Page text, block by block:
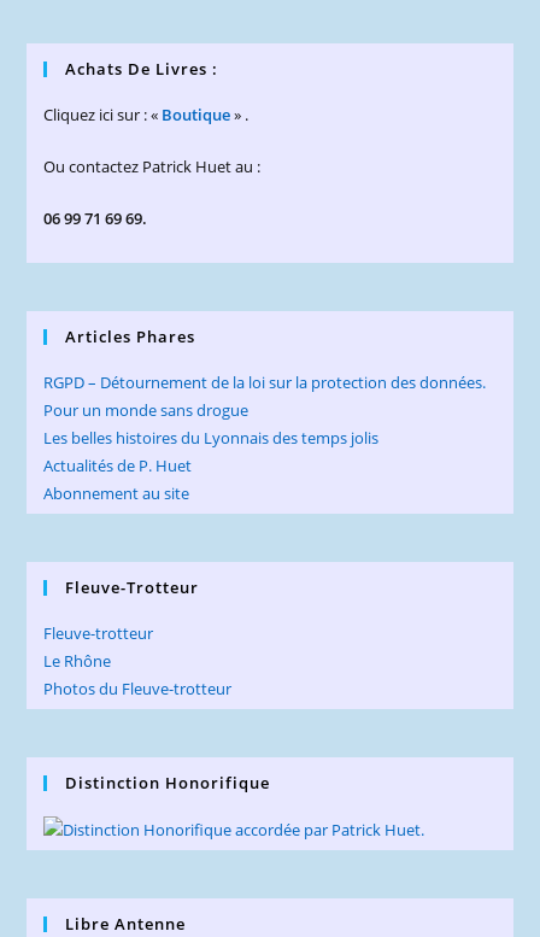
Achats De Livres :
Cliquez ici sur : « Boutique» .
Ou contactez Patrick Huet au :
06 99 71 69 69.
Articles Phares
RGPD – Détournement de la loi sur la protection des données.
Pour un monde sans drogue
Les belles histoires du Lyonnais des temps jolis
Actualités de P. Huet
Abonnement au site
Fleuve-Trotteur
Fleuve-trotteur
Le Rhône
Photos du Fleuve-trotteur
Distinction Honorifique
Libre Antenne